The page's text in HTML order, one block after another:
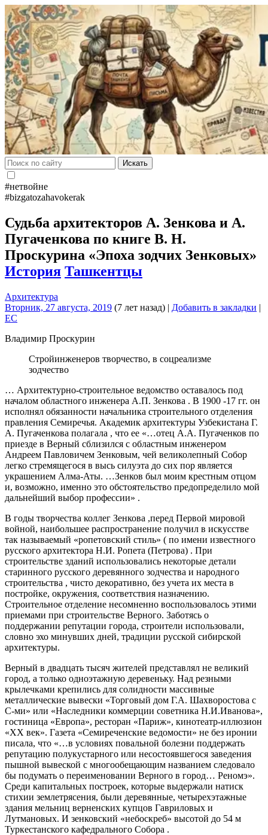
Искать
#нетвойне
#bizgatozahavokerak
Судьба архитекторов А. Зенкова и А.
Пугаченкова по книге В. Н.
Проскурина «Эпоха зодчих Зенковых»
История Ташкентцы
Архитектура
Вторник, 27 августа, 2019 (7 лет назад) | Добавить в закладки |
EC
Владимир Проскурин
Стройинженеров творчество, в соцреализме
зодчество
… Архитектурно-строительное ведомство оставалось под
началом областного инженера А.П. Зенкова . В 1900 -17 гг. он
исполнял обязанности начальника строительного отделения
правления Семиречья. Академик архитектуры Узбекистана Г.
А. Пугаченкова полагала , что ее «…отец А.А. Пугаченков по
приезде в Верный сблизился с областным инженером
Андреем Павловичем Зенковым, чей великолепный Собор
легко стремящегося в высь силуэта до сих пор является
украшением Алма-Аты. …Зенков был моим крестным отцом
и, возможно, именно это обстоятельство предопределило мой
дальнейший выбор профессии» .
В годы творчества коллег Зенкова ,перед Первой мировой
войной, наибольшее распространение получил в искусстве
так называемый «ропетовский стиль» ( по имени известного
русского архитектора Н.И. Ропета (Петрова) . При
строительстве зданий использовались некоторые детали
старинного русского деревянного зодчества и народного
строительства , чисто декоративно, без учета их места в
постройке, окружения, соответствия назначению.
Строительное отделение несомненно воспользовалось этими
приемами при строительстве Верного. Заботясь о
поддержании репутации города, строители использовали,
словно эхо минувших дней, традиции русской сибирской
архитектуры.
Верный в двадцать тысяч жителей представлял не великий
город, а только одноэтажную деревеньку. Над резными
крылечками крепились для солидности массивные
металлические вывески «Торговый дом Г.А. Шахворостова с
С-ми» или «Наследники коммерции советника Н.И.Иванова»,
гостиница «Европа», ресторан «Париж», кинотеатр-иллюзион
«XX век». Газета «Семиреченские ведомости» не без иронии
писала, что «…в условиях повальной болезни поддержать
репутацию полукустарного или несостоявшегося заведения
пышной вывеской с многообещающим названием следовало
бы подумать о переименовании Верного в город… Реномэ».
Среди капитальных построек, которые выдержали натиск
стихии землетрясения, были деревянные, четырехэтажные
здания мельниц верненских купцов Гавриловых и
Лутмановых. И зенковский «небоскреб» высотой до 54 м
Туркестанского кафедрального Собора .